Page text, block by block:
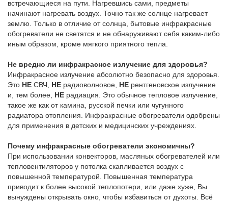
встречающиеся на пути. Нагревшись сами, предметы
начинают нагревать воздух. Точно так же солнце нагревает
землю. Только в отличие от солнца, бытовые инфракрасные
обогреватели не светятся и не обнаруживают себя каким-либо
иным образом, кроме мягкого приятного тепла.
Не вредно ли инфракрасное излучение для здоровья?
Инфракрасное излучение абсолютно безопасно для здоровья.
Это НЕ СВЧ, НЕ радиоволновое, НЕ рентгеновское излучение
и, тем более, НЕ радиация. Это обычное тепловое излучение,
такое же как от камина, русской печки или чугунного
радиатора отопления. Инфракрасные обогреватели одобрены
для применения в детских и медицинских учреждениях.
Почему инфракрасные обогреватели экономичны?
При использовании конвекторов, масляных обогревателей или
тепловентиляторов у потолка скапливается воздух с
повышенной температурой. Повышенная температура
приводит к более высокой теплопотери, или даже хуже, Вы
вынуждены открывать окно, чтобы избавиться от духоты. Всё